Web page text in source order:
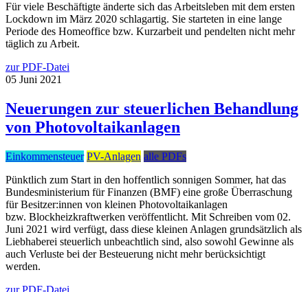
Für viele Beschäftigte änderte sich das Arbeitsleben mit dem ersten
Lockdown im März 2020 schlagartig. Sie starteten in eine lange
Periode des Homeoffice bzw. Kurzarbeit und pendelten nicht mehr
täglich zu Arbeit.
zur PDF-Datei
05 Juni 2021
Neuerungen zur steuerlichen Behandlung
von Photovoltaikanlagen
Einkommensteuer PV-Anlagen alle PDFs
Pünktlich zum Start in den hoffentlich sonnigen Sommer, hat das
Bundesministerium für Finanzen (BMF) eine große Überraschung
für Besitzer:innen von kleinen Photovoltaikanlagen
bzw. Blockheizkraftwerken veröffentlicht. Mit Schreiben vom 02.
Juni 2021 wird verfügt, dass diese kleinen Anlagen grundsätzlich als
Liebhaberei steuerlich unbeachtlich sind, also sowohl Gewinne als
auch Verluste bei der Besteuerung nicht mehr berücksichtigt
werden.